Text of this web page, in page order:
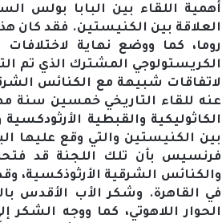
أهمية اللقاء بين البابا بولس
العلاقة بين الكنيستين. فقد كان
روما، كما ووضع نهاية
لاتفاقات شبيهة مع الكنائس
عنه للقاء التاريخي خمسين سنة
بين الكنيستين والتي وقع عليها
فرنسيس بأن تلك اللجنة قد فتحت
في القاهرة. وشكر الأب الأقدس
الحوار اللاهوتي، كما ووجه الشكر